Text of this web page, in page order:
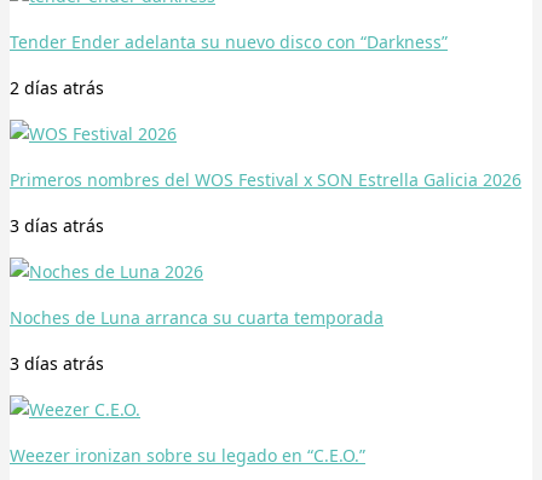
Tender Ender adelanta su nuevo disco con “Darkness”
2 días atrás
Primeros nombres del WOS Festival x SON Estrella Galicia 2026
3 días atrás
Noches de Luna arranca su cuarta temporada
3 días atrás
Weezer ironizan sobre su legado en “C.E.O.”